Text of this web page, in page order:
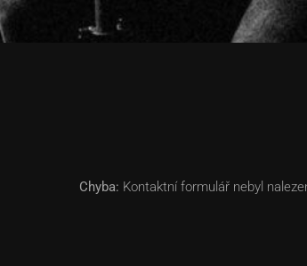
Chyba: Kontaktní formulář nebyl